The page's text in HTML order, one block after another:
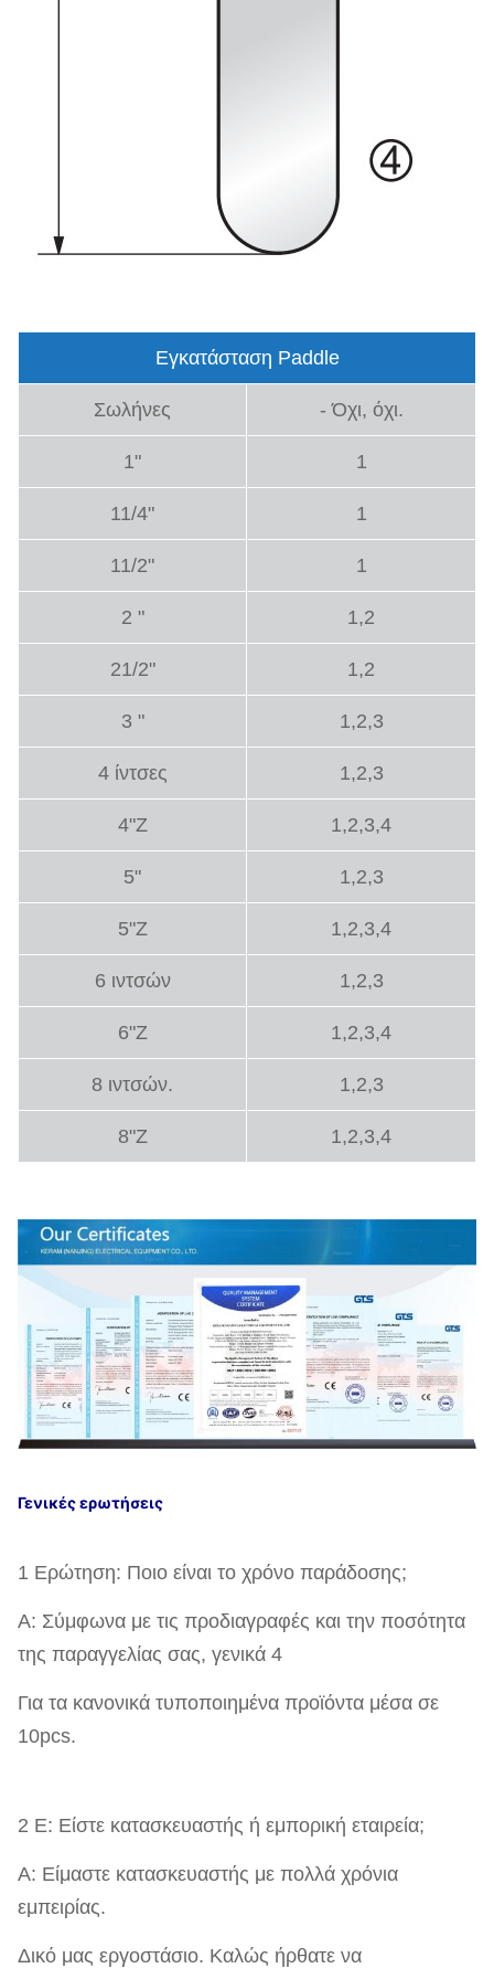
Εγκατάσταση Paddle
Σωλήνες - Όχι, όχι.
1" 1
11/4" 1
11/2" 1
2 " 1,2
21/2" 1,2
3 " 1,2,3
4 ίντσες 1,2,3
4"Z 1,2,3,4
5" 1,2,3
5"Z 1,2,3,4
6 ιντσών 1,2,3
6"Z 1,2,3,4
8 ιντσών. 1,2,3
8"Z 1,2,3,4
Γενικές ερωτήσεις
1 Ερώτηση: Ποιο είναι το χρόνο παράδοσης;
Α: Σύμφωνα με τις προδιαγραφές και την ποσότητα
της παραγγελίας σας, γενικά 4
Για τα κανονικά τυποποιημένα προϊόντα μέσα σε
10pcs.
2 Ε: Είστε κατασκευαστής ή εμπορική εταιρεία;
Α: Είμαστε κατασκευαστής με πολλά χρόνια
εμπειρίας.
Δικό μας εργοστάσιο. Καλώς ήρθατε να